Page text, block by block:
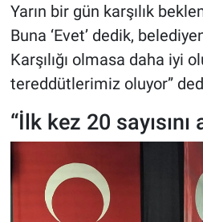
Yarın bir gün karşılık
Buna ‘Evet’ dedik,
Karşılığı olmasa daha iyi
tereddütlerimiz oluyor”
“İlk kez 20 sayısını